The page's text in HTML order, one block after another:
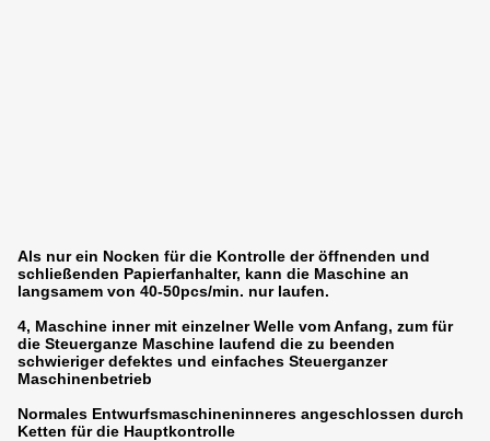
Als nur ein Nocken für die Kontrolle der öffnenden und
schließenden Papierfanhalter, kann die Maschine an
langsamem von 40-50pcs/min. nur laufen.
4, Maschine inner mit einzelner Welle vom Anfang, zum für
die Steuerganze Maschine laufend die zu beenden
schwieriger defektes und einfaches Steuerganzer
Maschinenbetrieb
Normales Entwurfsmaschineninneres angeschlossen durch
Ketten für die Hauptkontrolle